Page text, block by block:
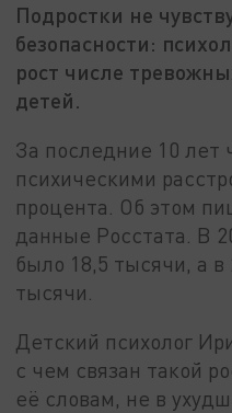
Подростки не
безопасности:
рост числе
детей.
За последние 10 лет
психическими
процента. Об этом
данные Росстата. В
было 18,5 тысячи, а
тысячи.
Детский психолог
с чем связан такой
её словам, не в